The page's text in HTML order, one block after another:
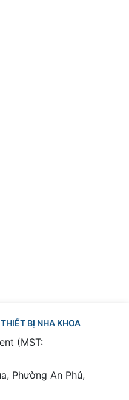
BỊ NHA KHOA
(MST:
Phường An Phú,